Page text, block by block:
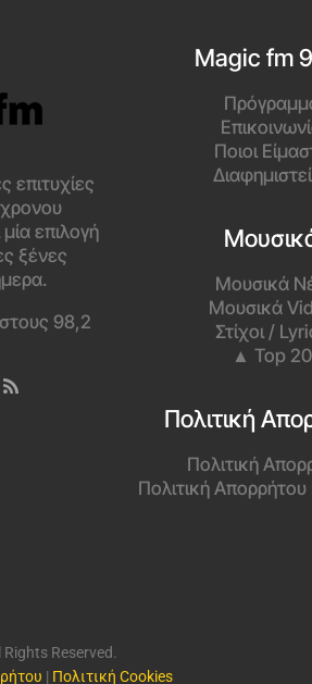
επιτυχίες
επιλογή
ξένες
98,2
Magic fm
Ποιοι
Μουσικά
Μουσικά
Στίχοι /
▲ Top 20
Πολιτική
Πολιτική
Πολιτική
Reserved.
| Πολιτική Cookies